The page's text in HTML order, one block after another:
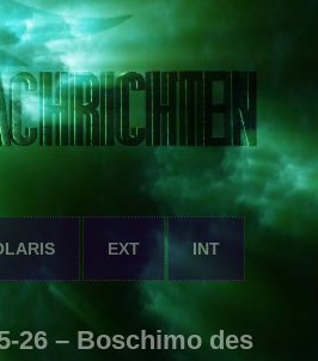
EXT INT
26 – Boschimo des